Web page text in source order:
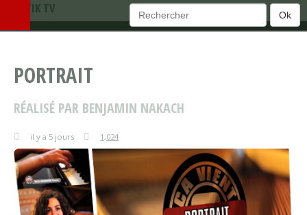
TEMATIK TV
PORTRAIT
RÉALISÉ PAR BENJAMIN NAKACH
il y a 5 jours 1,024
Ok